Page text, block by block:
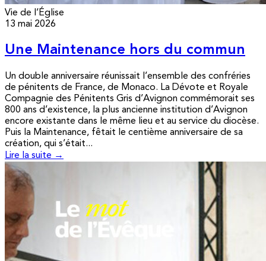
Vie de l’Église
13 mai 2026
Une Maintenance hors du commun
Un double anniversaire réunissait l’ensemble des confréries
de pénitents de France, de Monaco. La Dévote et Royale
Compagnie des Pénitents Gris d’Avignon commémorait ses
800 ans d’existence, la plus ancienne institution d’Avignon
encore existante dans le même lieu et au service du diocèse.
Puis la Maintenance, fêtait le centième anniversaire de sa
création, qui s’était...
Lire la suite →